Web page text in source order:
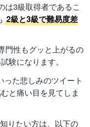
は3級取得者であるこ
2級と3級で難易度差
門性もグッと上がるの
験になります。
た悲しみのツイート
と痛い目を見てしま
りたい方は、以下の